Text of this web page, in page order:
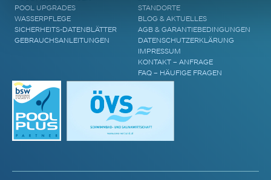
POOL UPGRADES
WASSERPFLEGE
SICHERHEITS-DATENBLÄTTER
GEBRAUCHSANLEITUNGEN
STANDORTE
BLOG & AKTUELLES
AGB & GARANTIEBEDINGUNGEN
DATENSCHUTZERKLÄRUNG
IMPRESSUM
KONTAKT – ANFRAGE
FAQ – HÄUFIGE FRAGEN